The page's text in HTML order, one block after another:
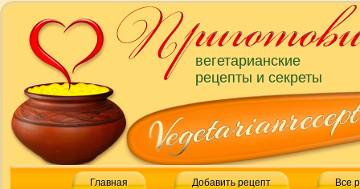
вегетарианские
рецепты и секреты
Главная Добавить рецепт Все